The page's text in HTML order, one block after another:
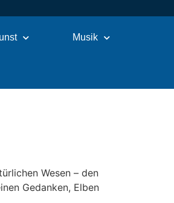
Musik
Wesen – den
Gedanken, Elben